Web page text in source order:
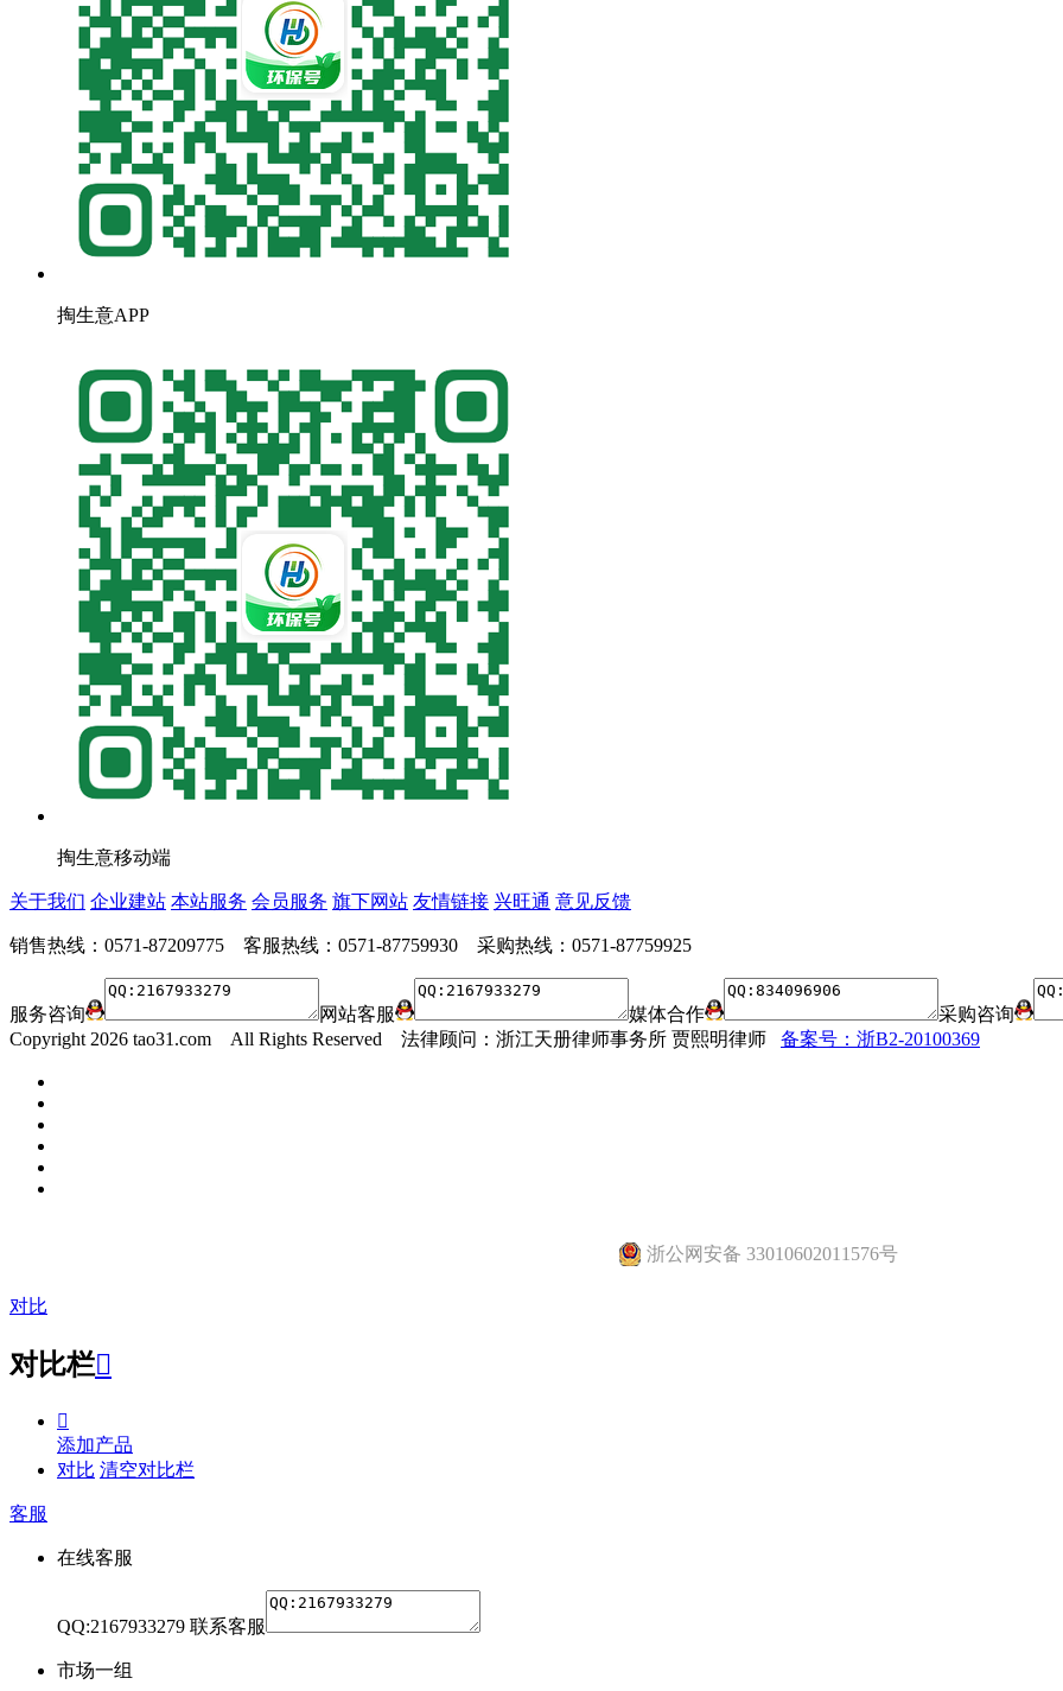
掏生意APP
掏生意移动端
关于我们 企业建站 本站服务 会员服务 旗下网站 友情链接 兴旺通 意见反馈
销售热线：0571-87209775 客服热线：0571-87759930 采购热线：0571-87759925
服务咨询 网站客服 媒体合作
采购咨询
Copyright 2026 tao31.com All Rights Reserved 法律顾问：浙江天册律师事务所 贾熙明律师 备案号：浙B2-20100369
浙公网安备 33010602011576号
对比
对比栏

添加产品
对比 清空对比栏
客服
在线客服
QQ:2167933279 联系客服
市场一组